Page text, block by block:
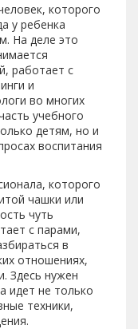
которого
у ребенка
На деле это
работает с
и
во многих
учебного
детям, но и
воспитания
которого
чашки или
чуть
с парами,
в
отношениях,
Здесь нужен
идет не только
техники,